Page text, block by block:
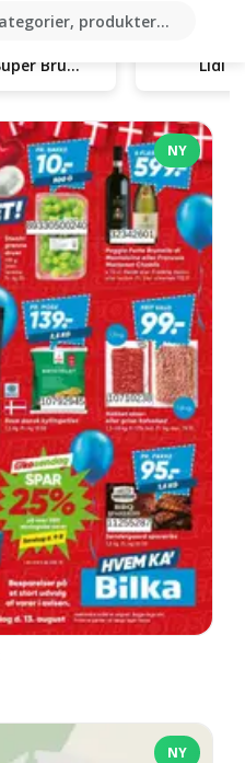
produkter...
Super Brugsen Lidl
NY
NY